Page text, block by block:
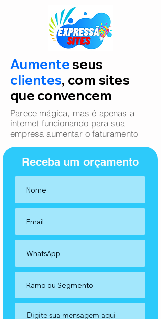
Aumenteseus
clientes, com sites
que convencem
Parece mágica, mas é apenas a
internet funcionando para sua
empresa aumentar o faturamento
Receba um orçamento